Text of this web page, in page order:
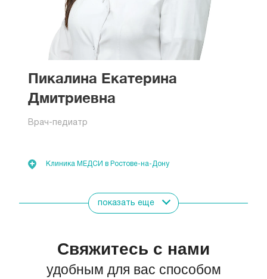
Пикалина Екатерина
Дмитриевна
Врач-педиатр
Клиника МЕДСИ в Ростове-на-Дону
показать еще
Свяжитесь с нами
удобным для вас способом